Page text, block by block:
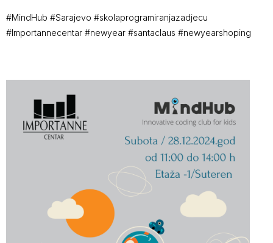
#MindHub #Sarajevo #skolaprogramiranjazadjecu
#Importannecentar #newyear #santaclaus #newyearshoping